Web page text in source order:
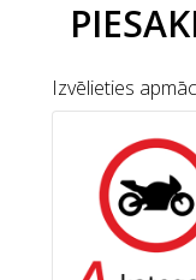
Izvēlieties